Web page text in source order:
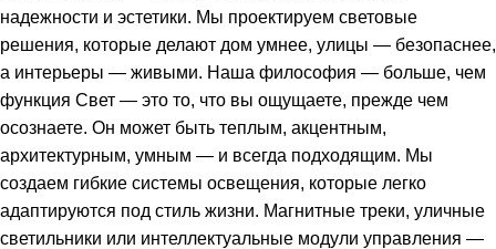
надежности и эстетики. Мы проектируем световые
решения, которые делают дом умнее, улицы — безопаснее,
а интерьеры — живыми. Наша философия — больше, чем
функция Свет — это то, что вы ощущаете, прежде чем
осознаете. Он может быть теплым, акцентным,
архитектурным, умным — и всегда подходящим. Мы
создаем гибкие системы освещения, которые легко
адаптируются под стиль жизни. Магнитные треки, уличные
светильники или интеллектуальные модули управления —